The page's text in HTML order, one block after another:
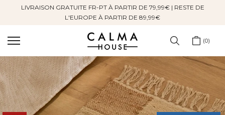
SauterLIVRAISON GRATUITE FR-PT À PARTIR DE 79,99€ | RESTE DE
L'EUROPE À PARTIR DE 89,99€
0